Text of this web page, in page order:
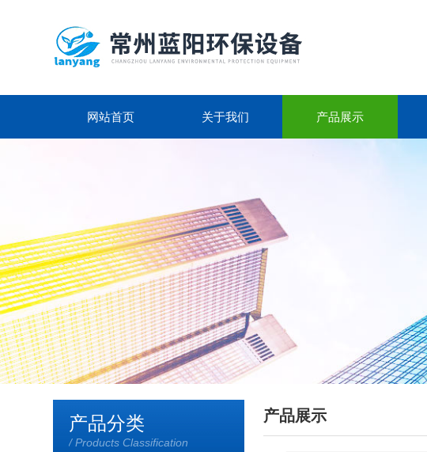
网站首页 关于我们 产品展示
产品分类
/ Products Classification
产品展示